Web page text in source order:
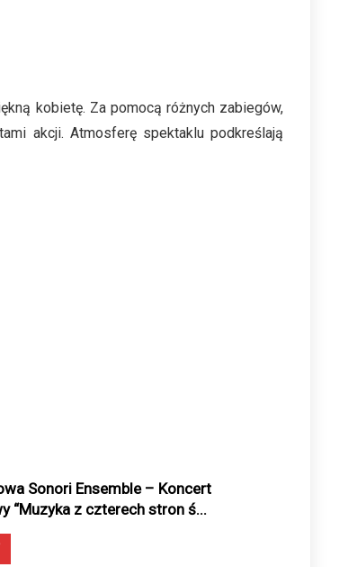
kobietę. Za pomocą różnych zabiegów,
akcji. Atmosferę spektaklu podkreślają
Sonori Ensemble – Koncert
“Muzyka z czterech stron ś...